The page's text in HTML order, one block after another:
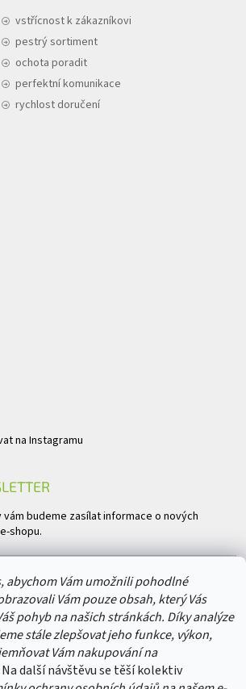
abychom Vám umožnili pohodlné
Vám pouze obsah, který Vás
pohyb na našich stránkách. Díky analýze
stále zlepšovat jeho funkce, výkon,
Vám nakupování na
Na další návštěvu se těší kolektiv
vstřícnost k zákazníkovi
pestrý sortiment
ochota poradit
perfektní komunikace
rychlost doručení
na Instagramu
vám budeme zasílat informace o nových
shopu.
spodmínkami ochrany osobních údajů